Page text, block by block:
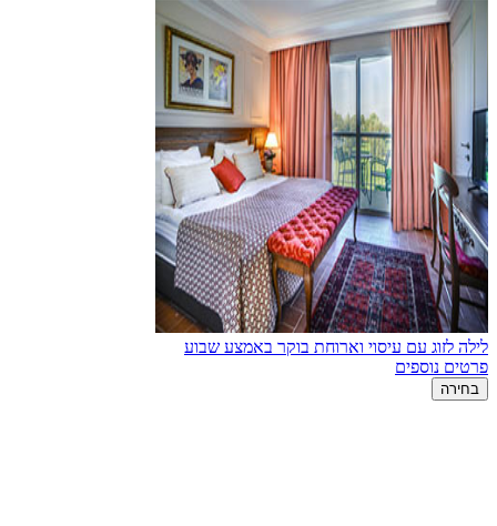
לילה לזוג עם עיסוי וארוחת בוקר באמצע שבוע
פרטים נוספים
בחירה